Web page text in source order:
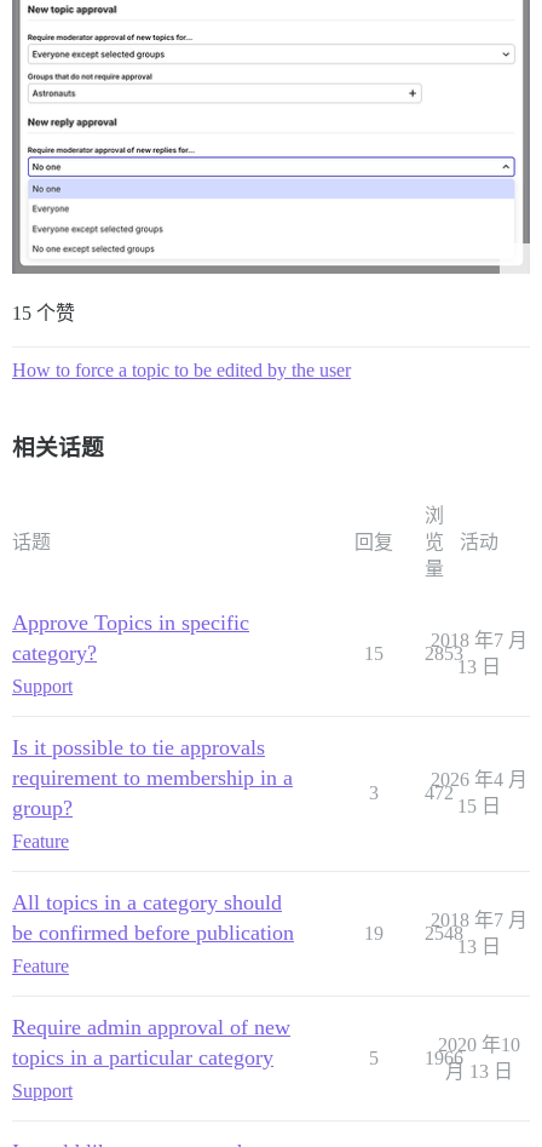
15 个赞
How to force a topic to be edited by the user
相关话题
话题 回复
浏
览
量
活动
Approve Topics in specific
category?
Support
15 2853
2018 年7 月
13 日
Is it possible to tie approvals
requirement to membership in a
group?
Feature
3 472
2026 年4 月
15 日
All topics in a category should
be confirmed before publication
Feature
19 2548
2018 年7 月
13 日
Require admin approval of new
topics in a particular category
Support
5 1966
2020 年10
月 13 日